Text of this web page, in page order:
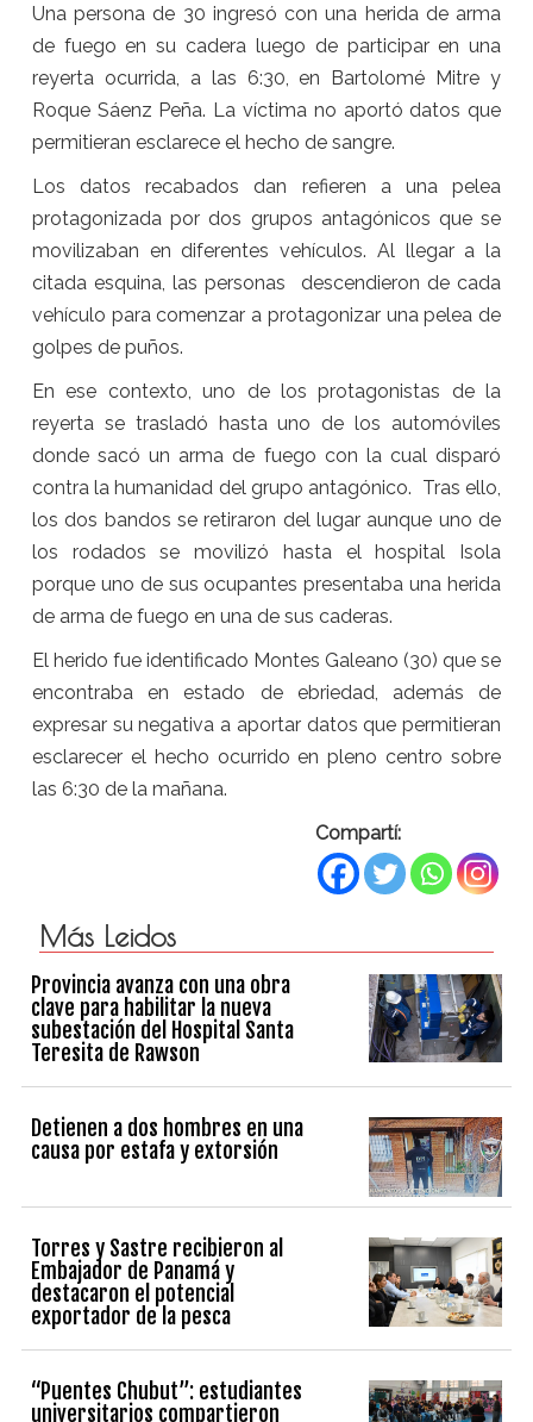
Una persona de 30 ingresó con una herida de arma
de fuego en su cadera luego de participar en una
reyerta ocurrida, a las 6:30, en Bartolomé Mitre y
Roque Sáenz Peña. La víctima no aportó datos que
permitieran esclarece el hecho de sangre.
Los datos recabados dan refieren a una pelea
protagonizada por dos grupos antagónicos que se
movilizaban en diferentes vehículos. Al llegar a la
citada esquina, las personas descendieron de cada
vehículo para comenzar a protagonizar una pelea de
golpes de puños.
En ese contexto, uno de los protagonistas de la
reyerta se trasladó hasta uno de los automóviles
donde sacó un arma de fuego con la cual disparó
contra la humanidad del grupo antagónico. Tras ello,
los dos bandos se retiraron del lugar aunque uno de
los rodados se movilizó hasta el hospital Isola
porque uno de sus ocupantes presentaba una herida
de arma de fuego en una de sus caderas.
El herido fue identificado Montes Galeano (30) que se
encontraba en estado de ebriedad, además de
expresar su negativa a aportar datos que permitieran
esclarecer el hecho ocurrido en pleno centro sobre
las 6:30 de la mañana.
Compartí:
Más Leidos
Provincia avanza con una obra
clave para habilitar la nueva
subestación del Hospital Santa
Teresita de Rawson
Detienen a dos hombres en una
causa por estafa y extorsión
Torres y Sastre recibieron al
Embajador de Panamá y
destacaron el potencial
exportador de la pesca
“Puentes Chubut”: estudiantes
universitarios compartieron